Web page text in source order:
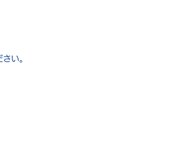
い。